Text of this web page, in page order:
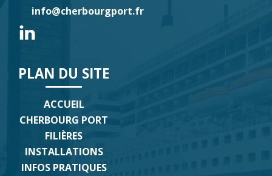
info@cherbourgport.fr
PLAN DU SITE
ACCUEIL
CHERBOURG PORT
FILIÈRES
INSTALLATIONS
INFOS PRATIQUES